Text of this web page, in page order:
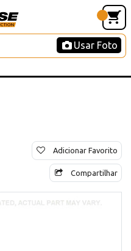
Usar Foto
Adicionar Favorito
Compartilhar